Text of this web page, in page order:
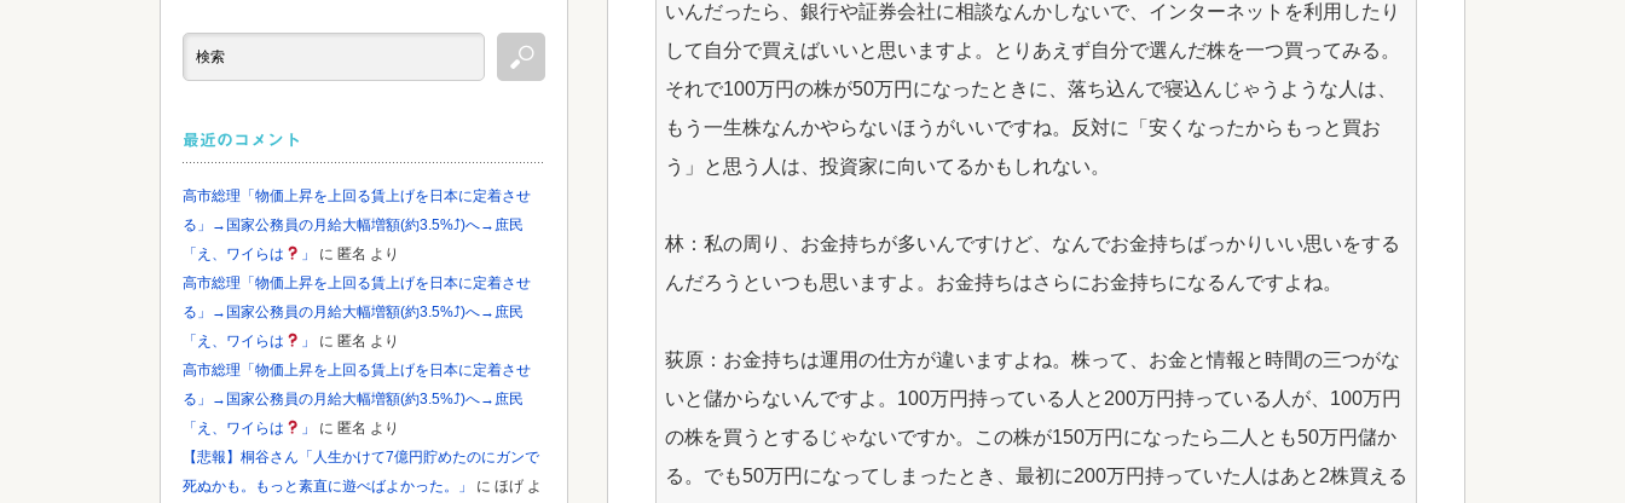
いんだったら、銀行や証券会社に相談なんかしないで、インターネットを利用したり
して自分で買えばいいと思いますよ。とりあえず自分で選んだ株を一つ買ってみる。
それで100万円の株が50万円になったときに、落ち込んで寝込んじゃうような人は、
もう一生株なんかやらないほうがいいですね。反対に「安くなったからもっと買お
う」と思う人は、投資家に向いてるかもしれない。
林：私の周り、お金持ちが多いんですけど、なんでお金持ちばっかりいい思いをする
んだろうといつも思いますよ。お金持ちはさらにお金持ちになるんですよね。
荻原：お金持ちは運用の仕方が違いますよね。株って、お金と情報と時間の三つがな
いと儲からないんですよ。100万円持っている人と200万円持っている人が、100万円
の株を買うとするじゃないですか。この株が150万円になったら二人とも50万円儲か
る。でも50万円になってしまったとき、最初に200万円持っていた人はあと2株買える
最近のコメント
高市総理「物価上昇を上回る賃上げを日本に定着させ
る」→国家公務員の月給大幅増額(約3.5%⤴)へ→庶民
「え、ワイらは
」 に 匿名 より
高市総理「物価上昇を上回る賃上げを日本に定着させ
る」→国家公務員の月給大幅増額(約3.5%⤴)へ→庶民
「え、ワイらは
」 に 匿名 より
高市総理「物価上昇を上回る賃上げを日本に定着させ
る」→国家公務員の月給大幅増額(約3.5%⤴)へ→庶民
「え、ワイらは
」 に 匿名 より
【悲報】桐谷さん「人生かけて7億円貯めたのにガンで
死ぬかも。もっと素直に遊べばよかった。」
に ほげ よ